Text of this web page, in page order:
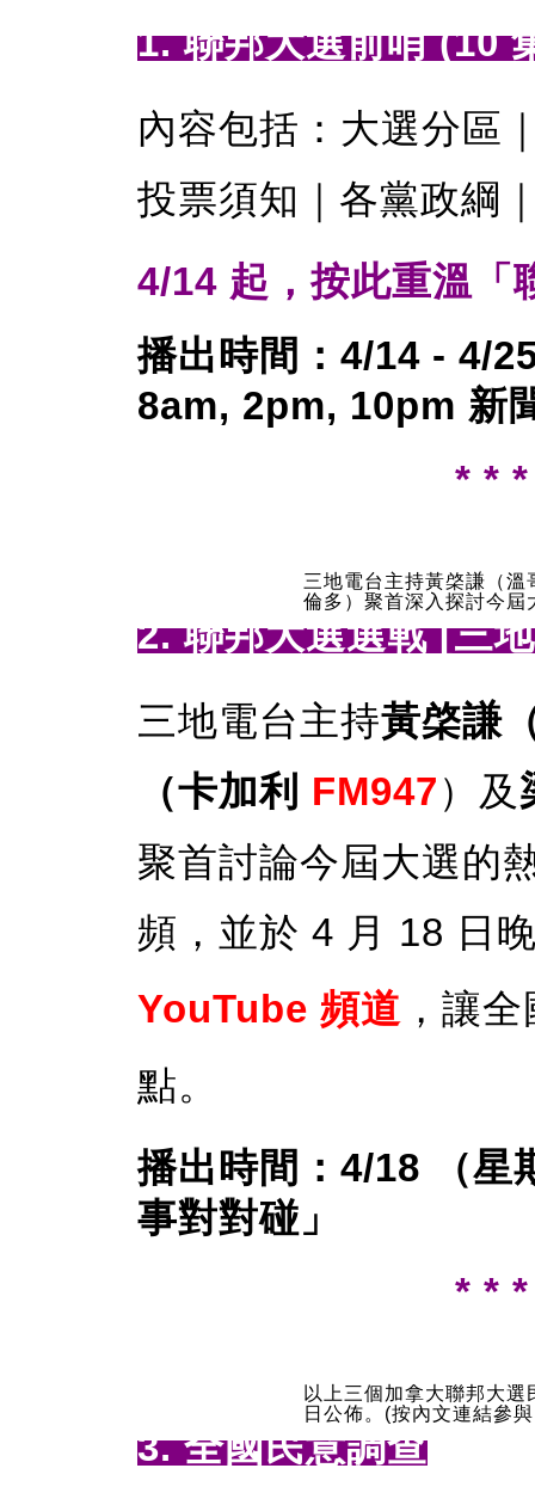
1. 聯邦大選前哨 (10
內容包括：大選分區
投票須知｜各黨政綱
4/14 起，按此重溫「
播出時間：4/14 - 4/
8am, 2pm, 10pm 新
* *
三地電台主持黃棨謙（
倫多）聚首深入探討今屆
2. 聯邦大選選戰 [三
三地電台主持黃棨謙
（卡加利 FM947）及
聚首討論今屆大選的
頻，並於 4 月 18 日
YouTube 頻道 ，讓
點。
播出時間：4/18 （星
事對對碰」
* *
以上三個加拿大聯邦大
日公佈。(按內文連結參
3. 全國民意調查